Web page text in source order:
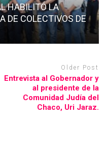
HABILITÓ LA
DE COLECTIVOS DE
Older Post
Entrevista al Gobernador y
al presidente de la
Comunidad Judía del
Chaco, Uri Jaraz.